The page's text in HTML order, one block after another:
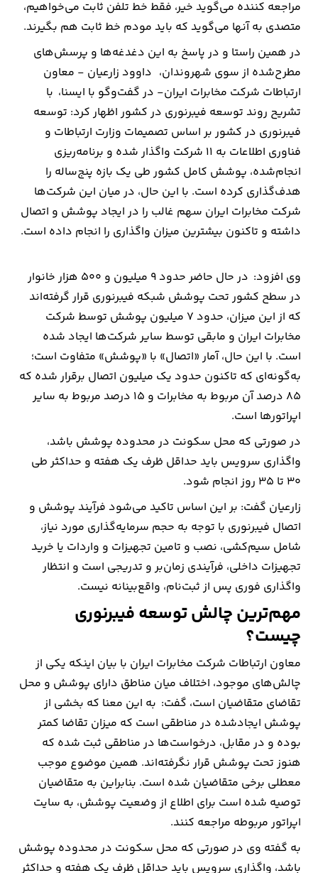
مراجعه کننده می‌گوید خیر، فقط خط تلفن ثابت می‌خواهیم،
متصدی به آنها می‌گوید که باید مودم خط ثابت هم بگیرند.
در همین راستا و در پاسخ به این دغدغه‌ها و پرسش‌های
مطرح‌شده از سوی شهروندان، داوود زارعیان - معاون
ارتباطات شرکت مخابرات ایران- در گفت‌وگو با ایسنا، با
تشریح روند توسعه فیبرنوری در کشور اظهار کرد: توسعه
فیبرنوری در کشور بر اساس تصمیمات وزارت ارتباطات و
فناوری اطلاعات به ۱۱ شرکت واگذار شده و برنامه‌ریزی
انجام‌شده، پوشش کامل کشور طی یک بازه پنج‌ساله را
هدف‌گذاری کرده است. با این حال، در میان این شرکت‌ها
شرکت مخابرات ایران سهم غالب را در ایجاد پوشش و اتصال
داشته و تاکنون بیشترین میزان واگذاری را انجام داده است.
وی افزود: در حال حاضر حدود ۹ میلیون و ۵۰۰ هزار خانوار
در سطح کشور تحت پوشش شبکه فیبرنوری قرار گرفته‌اند
که از این میزان، حدود ۷ میلیون پوشش توسط شرکت
مخابرات ایران و مابقی توسط سایر شرکت‌ها ایجاد شده
است. با این حال، آمار «اتصال» با «پوشش» متفاوت است؛
به‌گونه‌ای که تاکنون حدود یک میلیون اتصال برقرار شده که
۸۵ درصد آن مربوط به مخابرات و ۱۵ درصد مربوط به سایر
اپراتورها است.
در صورتی که محل سکونت در محدوده پوشش باشد،
واگذاری سرویس باید حداقل ظرف یک هفته و حداکثر طی
۳۰ تا ۳۵ روز انجام شود.
زارعیان گفت: بر این اساس تاکید می‌شود فرآیند پوشش و
اتصال فیبرنوری با توجه به حجم سرمایه‌گذاری مورد نیاز،
شامل سیم‌کشی، نصب و تامین تجهیزات و واردات یا خرید
تجهیزات داخلی، فرآیندی زمان‌بر و تدریجی است و انتظار
واگذاری فوری پس از ثبت‌نام، واقع‌بینانه نیست.
مهم‌ترین چالش توسعه فیبرنوری
چیست؟
معاون ارتباطات شرکت مخابرات ایران با بیان اینکه یکی از
چالش‌های موجود، اختلاف میان مناطق دارای پوشش و محل
تقاضای متقاضیان است، گفت: به این معنا که بخشی از
پوشش ایجادشده در مناطقی است که میزان تقاضا کمتر
بوده و در مقابل، درخواست‌ها در مناطقی ثبت شده که
هنوز تحت پوشش قرار نگرفته‌اند. همین موضوع موجب
معطلی برخی متقاضیان شده است. بنابراین به متقاضیان
توصیه شده است برای اطلاع از وضعیت پوشش، به سایت
اپراتور مربوطه مراجعه کنند.
به گفته وی در صورتی که محل سکونت در محدوده پوشش
باشد، واگذاری سرویس باید حداقل ظرف یک هفته و حداکثر